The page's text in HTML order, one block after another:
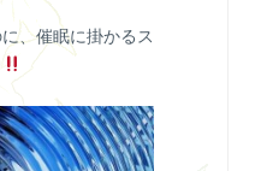
、催眠に掛かるス